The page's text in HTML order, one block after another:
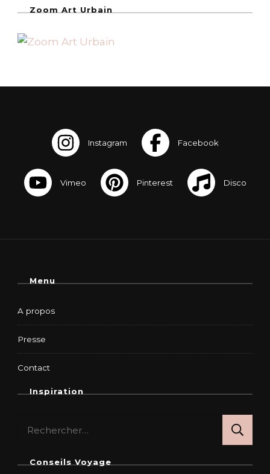
Zoom Art Urbain
Menu
A propos
Presse
Contact
Inspiration
Conseils Voyage